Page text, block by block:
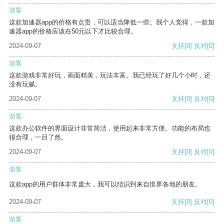
游客
这款加速器app的价格有点贵，可以适当降低一些。我个人觉得，一款加
速器app的价格应该在50元以下才比较合理。
2024-09-07
支持[0] 反对[0]
游客
这款游戏非常好玩，画面精美，玩法丰富。我已经玩了好几个小时，还
没有玩腻。
2024-09-07
支持[0] 反对[0]
游客
这款办公软件的界面设计非常简洁，使用起来非常方便。功能的布局也
很合理，一目了然。
2024-09-07
支持[0] 反对[0]
游客
这款app的用户群体非常庞大，我可以结识到来自世界各地的朋友。
2024-09-07 支持[0] 反对[0]
游客